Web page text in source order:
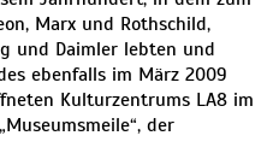
Marx und Rothschild,
und Daimler lebten und
ebenfalls im März 2009
Kulturzentrums LA8 im
der